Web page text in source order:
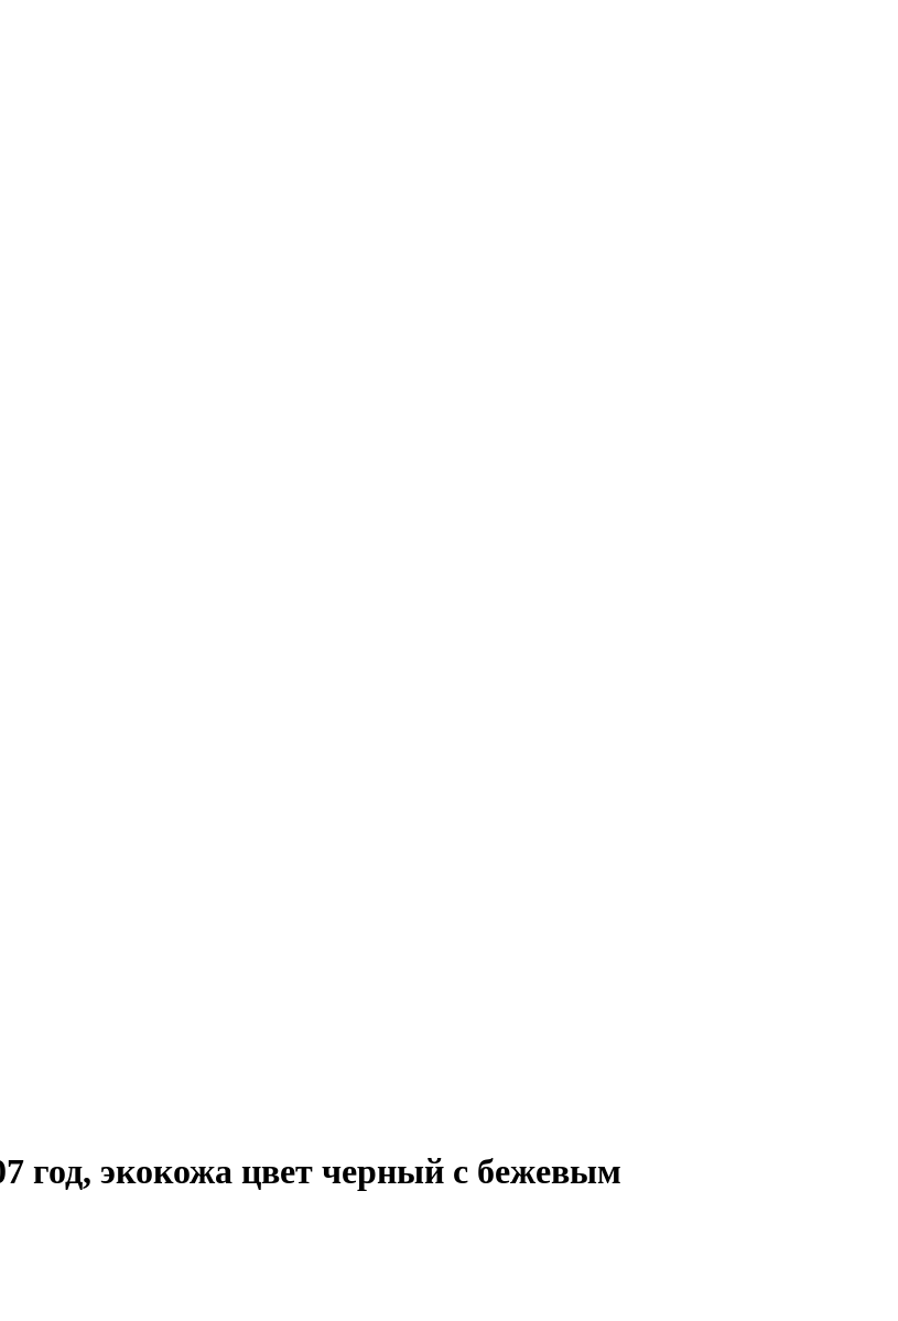
год, экокожа цвет черный с бежевым